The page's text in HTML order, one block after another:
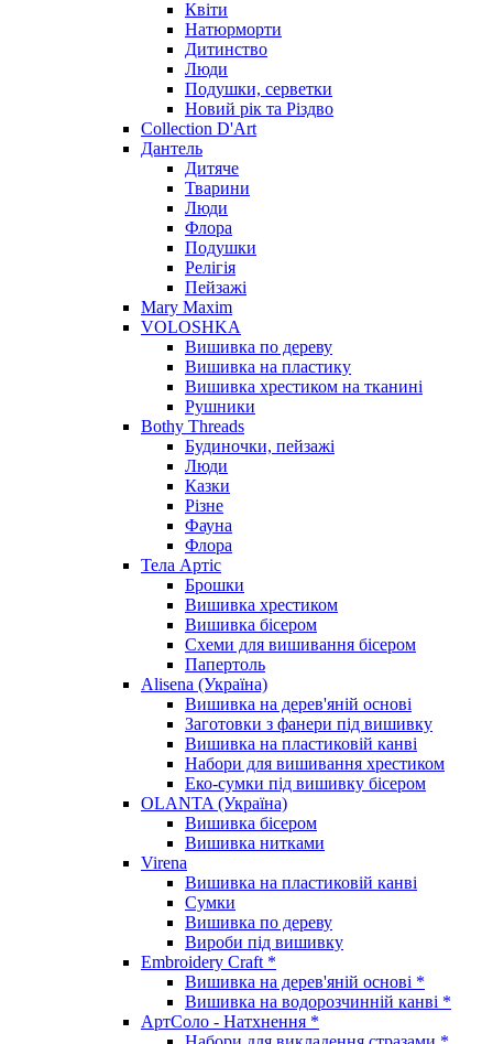
Квіти
Натюрморти
Дитинство
Люди
Подушки, серветки
Новий рік та Різдво
Collection D'Art
Дантель
Дитяче
Тварини
Люди
Флора
Подушки
Релігія
Пейзажі
Mary Maxim
VOLOSHKA
Вишивка по дереву
Вишивка на пластику
Вишивка хрестиком на тканині
Рушники
Bothy Threads
Будиночки, пейзажі
Люди
Казки
Різне
Фауна
Флора
Тела Артіс
Брошки
Вишивка хрестиком
Вишивка бісером
Схеми для вишивання бісером
Папертоль
Alisena (Україна)
Вишивка на дерев'яній основі
Заготовки з фанери під вишивку
Вишивка на пластиковій канві
Набори для вишивання хрестиком
Еко-сумки під вишивку бісером
OLANTA (Україна)
Вишивка бісером
Вишивка нитками
Virena
Вишивка на пластиковій канві
Сумки
Вишивка по дереву
Вироби під вишивку
Embroidery Craft *
Вишивка на дерев'яній основі *
Вишивка на водорозчинній канві *
АртСоло - Натхнення *